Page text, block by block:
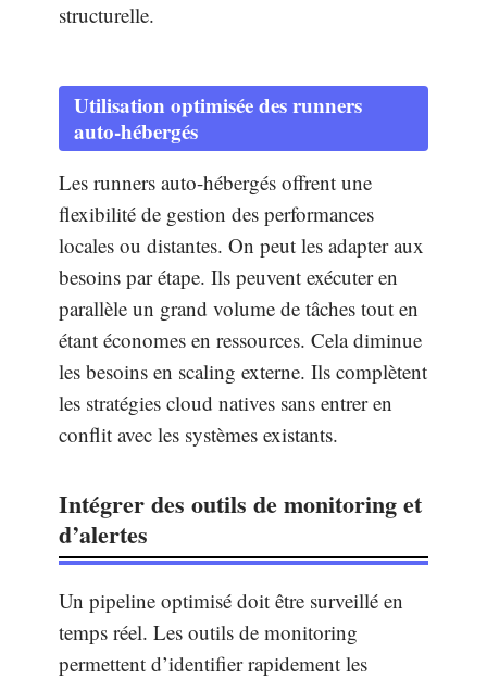
structurelle.
Utilisation optimisée des runners
auto-hébergés
Les runners auto-hébergés offrent une
flexibilité de gestion des performances
locales ou distantes. On peut les adapter aux
besoins par étape. Ils peuvent exécuter en
parallèle un grand volume de tâches tout en
étant économes en ressources. Cela diminue
les besoins en scaling externe. Ils complètent
les stratégies cloud natives sans entrer en
conflit avec les systèmes existants.
Intégrer des outils de monitoring et
d’alertes
Un pipeline optimisé doit être surveillé en
temps réel. Les outils de monitoring
permettent d’identifier rapidement les